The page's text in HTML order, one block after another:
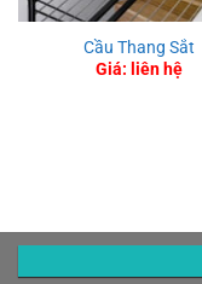
Cầu Thang Sắt
Giá: liên hệ